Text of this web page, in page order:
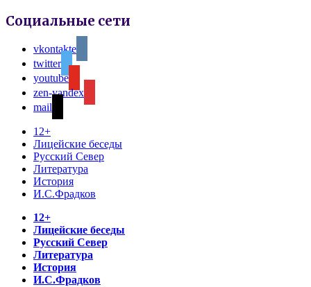
Социальные сети
vkontakte
twitter
youtube
zen-yandex
mail
12+
Лицейские беседы
Русский Север
Литература
История
И.С.Фрадков
12+
Лицейские беседы
Русский Север
Литература
История
И.С.Фрадков